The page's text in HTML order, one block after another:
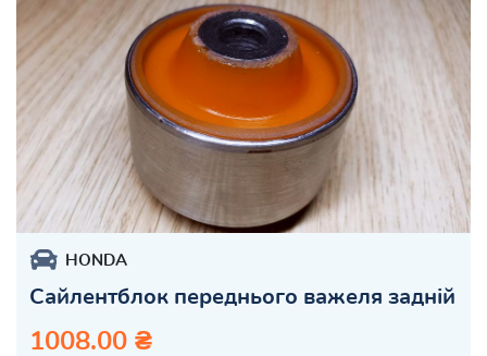
HONDA
Сайлентблок переднього важеля задній
1008.00 ₴